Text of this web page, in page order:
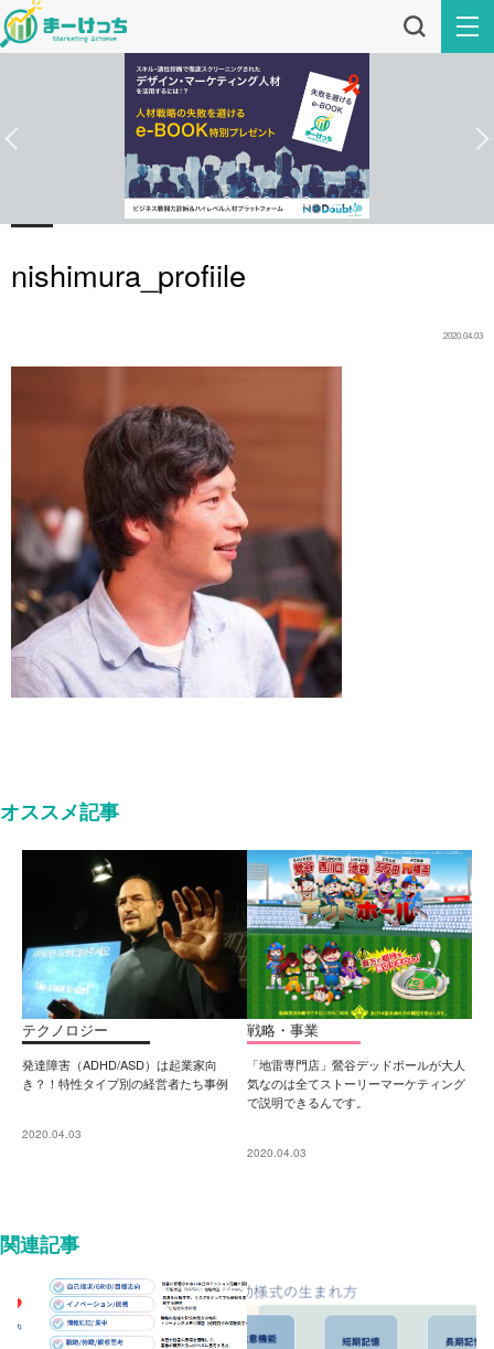
nishimura_profiile
2020.04.03
オススメ記事
テクノロジー
発達障害（ADHD/ASD）は起業家向
き？！特性タイプ別の経営者たち事例
2020.04.03
戦略・事業
「地雷専門店」鶯谷デッドボールが大人
気なのは全てストーリーマーケティング
で説明できるんです。
2020.04.03
関連記事